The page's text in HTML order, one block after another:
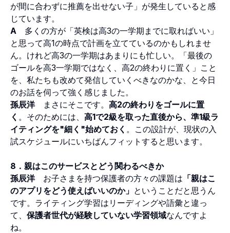
が間に合わずに推薦を出せない子」が発生していると感
じています。
A 多くの方が「英検は高3の一学期までに取ればいい」
と思って高1の時点で計画を立てているのかもしれませ
ん。けれど高3の一学期はあまりにも忙しい。「最後の
ゴールを高3一学期ではなく、高2の終わりに置く」こと
を、私たちも改めて発信していくべきなのかな、と今日
のお話を伺って強く感じました。
孫辰洋まさにそこです。 高2の終わりをゴールに置
く 。そのためには、 高1で2級を取った直後から、準1級ラ
イティングを"細く"始めておく 。この設計が、現状の入
試スケジュールにいちばんフィットすると思います。
8．親はこのサービスとどう関わるべきか
孫辰洋お子さまを持つ保護者の方々の課題は 「親はこ
のアプリをどう使えばいいのか」 ということだと思うん
です。ライティング学習はリーディングや語彙と違っ
て、 保護者世代が経験していない学習領域なんですよ
ね。